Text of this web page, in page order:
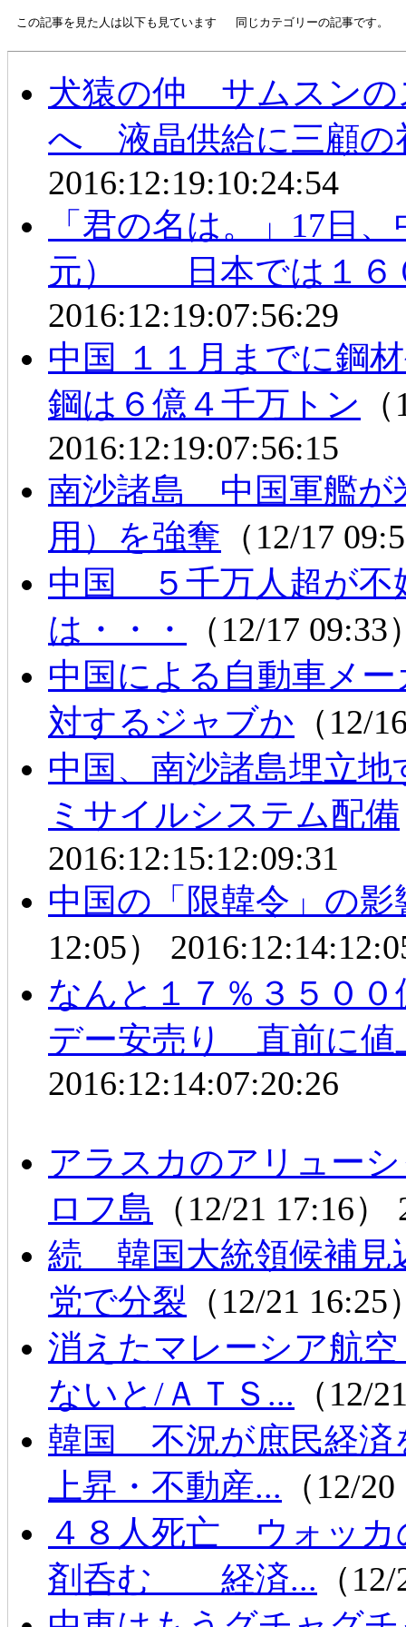
この記事を見た人は以下も見ています 同じカテゴリーの記事です。
犬猿の仲 サムスンの
へ 液晶供給に三顧の
2016:12:19:10:24:54
「君の名は。」17日
元） 日本では１６
2016:12:19:07:56:29
中国 １１月までに鋼
鋼は６億４千万トン
2016:12:19:07:56:15
南沙諸島 中国軍艦が
用）を強奪 （12/17
中国 ５千万人超が
は・・・
（12/17
中国による自動車メ
対するジャブか （12/
中国、南沙諸島埋立
ミサイルシステム配備
2016:12:15:12:09:31
中国の「限韓令」の
12:05）
なんと１７％３５０
デー安売り 直前に値
2016:12:14:07:20:26
アラスカのアリュー
ロフ島 （12/21 17:16）
続 韓国大統領候補見
党で分裂 （12/21
消えたマレーシア航
ないと/ＡＴＳ... （12/
韓国 不況が庶民経
上昇・不動産... （12/
４８人死亡 ウォッカ
剤呑む 経済... （